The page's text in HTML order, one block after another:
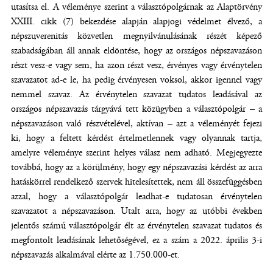
utasítsa el. A véleménye szerint a választópolgárnak az Alaptörvény
XXIII. cikk (7) bekezdése alapján alapjogi védelmet élvező, a
népszuverenitás közvetlen megnyilvánulásának részét képező
szabadságában áll annak eldöntése, hogy az országos népszavazáson
részt vesz-e vagy sem, ha azon részt vesz, érvényes vagy érvénytelen
szavazatot ad-e le, ha pedig érvényesen voksol, akkor igennel vagy
nemmel szavaz. Az érvénytelen szavazat tudatos leadásával az
országos népszavazás tárgyává tett közügyben a választópolgár – a
népszavazáson való részvételével, aktívan – azt a véleményét fejezi
ki, hogy a feltett kérdést értelmetlennek vagy olyannak tartja,
amelyre véleménye szerint helyes válasz nem adható. Megjegyezte
továbbá, hogy az a körülmény, hogy egy népszavazási kérdést az arra
hatáskörrel rendelkező szervek hitelesítettek, nem áll összefüggésben
azzal, hogy a választópolgár leadhat-e tudatosan érvénytelen
szavazatot a népszavazáson. Utalt arra, hogy az utóbbi években
jelentős számú választópolgár élt az érvénytelen szavazat tudatos és
megfontolt leadásának lehetőségével, ez a szám a 2022. április 3-i
népszavazás alkalmával elérte az 1.750.000-et.